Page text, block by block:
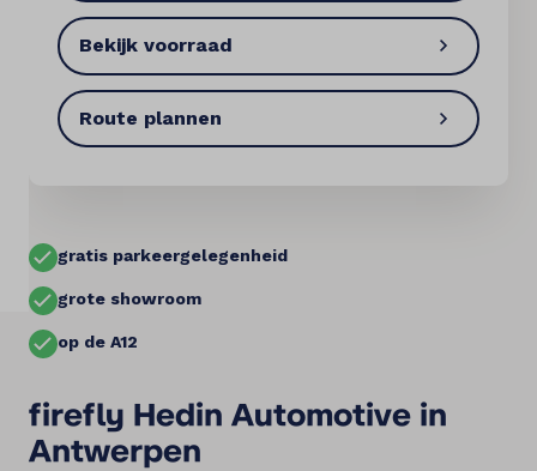
Locaties
Merken
Diensten
Land
België
Nederlands
Frans
Bekijk voorraad
Route plannen
gratis parkeergelegenheid
grote showroom
op de A12
firefly Hedin Automotive in
Antwerpen